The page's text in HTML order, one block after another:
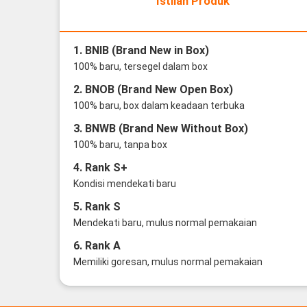
1. BNIB (Brand New in Box)
100% baru, tersegel dalam box
2. BNOB (Brand New Open Box)
100% baru, box dalam keadaan terbuka
3. BNWB (Brand New Without Box)
100% baru, tanpa box
4. Rank S+
Kondisi mendekati baru
5. Rank S
Mendekati baru, mulus normal pemakaian
6. Rank A
Memiliki goresan, mulus normal pemakaian